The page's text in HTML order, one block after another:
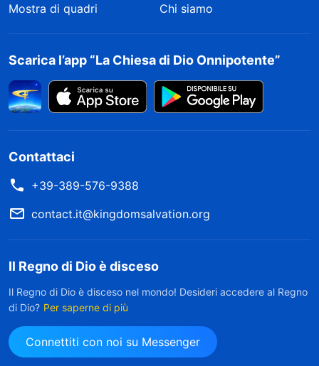
Mostra di quadri
Chi siamo
Scarica l’app “La Chiesa di Dio Onnipotente”
Contattaci
+39-389-576-9388
contact.it@kingdomsalvation.org
Il Regno di Dio è disceso
Il Regno di Dio è disceso nel mondo! Desideri accedere al Regno
di Dio? Per saperne di più
Connettiti con noi su Messenger